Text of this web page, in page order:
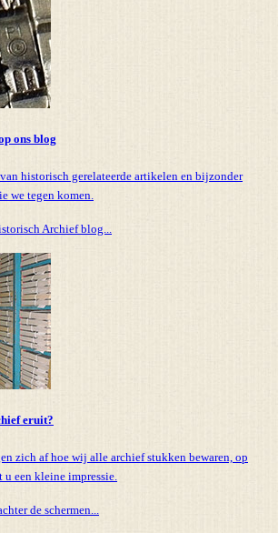
ons blog
historisch gerelateerde artikelen en bijzonder
we tegen komen.
Archief blog...
eruit?
zich af hoe wij alle archief stukken bewaren, op
u een kleine impressie.
de schermen...